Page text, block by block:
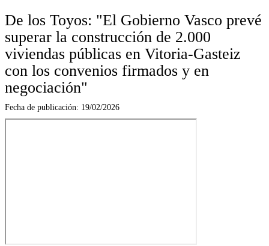
De los Toyos: "El Gobierno Vasco prevé
superar la construcción de 2.000
viviendas públicas en Vitoria-Gasteiz
con los convenios firmados y en
negociación"
Fecha de publicación: 19/02/2026